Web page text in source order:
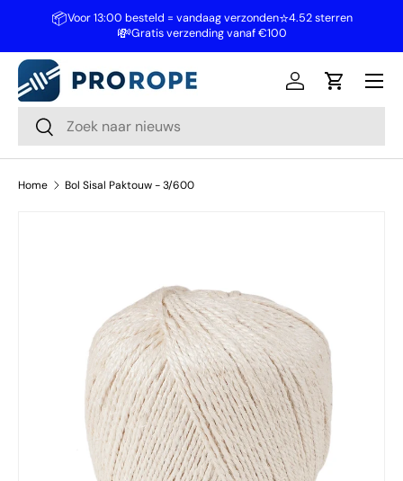
Ga naar inhoud
📦Voor 13:00 besteld = vandaag verzonden⭐4.52 sterren
💸Gratis verzending vanaf €100
Zoeken
Zoeken
Inloggen
Home Bol Sisal Paktouw - 3/600